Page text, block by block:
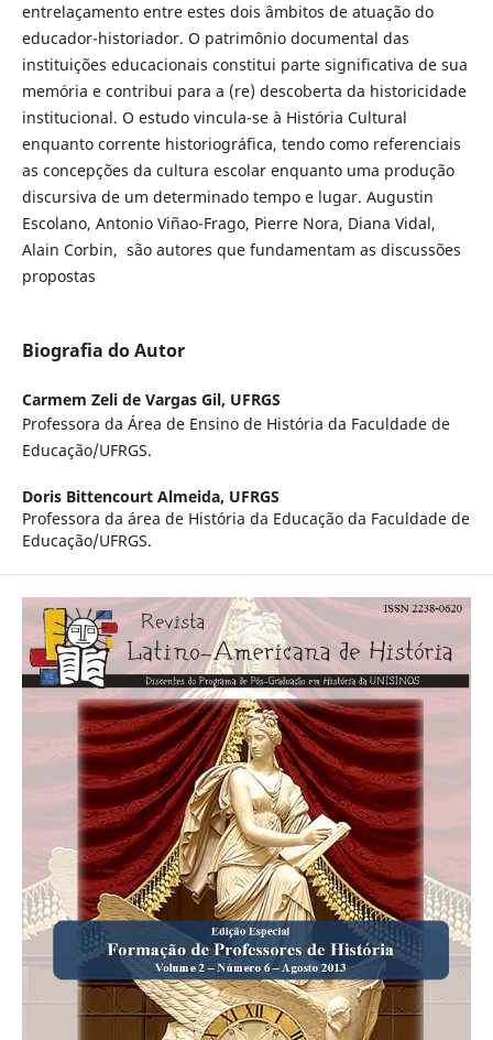
entrelaçamento entre estes dois âmbitos de atuação do
educador-historiador. O patrimônio documental das
instituições educacionais constitui parte significativa de sua
memória e contribui para a (re) descoberta da historicidade
institucional. O estudo vincula-se à História Cultural
enquanto corrente historiográfica, tendo como referenciais
as concepções da cultura escolar enquanto uma produção
discursiva de um determinado tempo e lugar. Augustin
Escolano, Antonio Viñao-Frago, Pierre Nora, Diana Vidal,
Alain Corbin, são autores que fundamentam as discussões
propostas
Biografia do Autor
Carmem Zeli de Vargas Gil, UFRGS
Professora da Área de Ensino de História da Faculdade de
Educação/UFRGS.
Doris Bittencourt Almeida, UFRGS
Professora da área de História da Educação da Faculdade de
Educação/UFRGS.